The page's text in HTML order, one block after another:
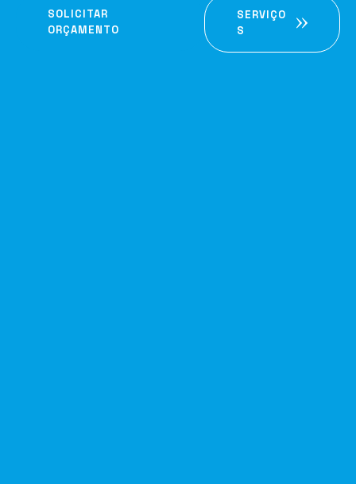
SOLICITAR
ORÇAMENTO
SERVIÇO
S